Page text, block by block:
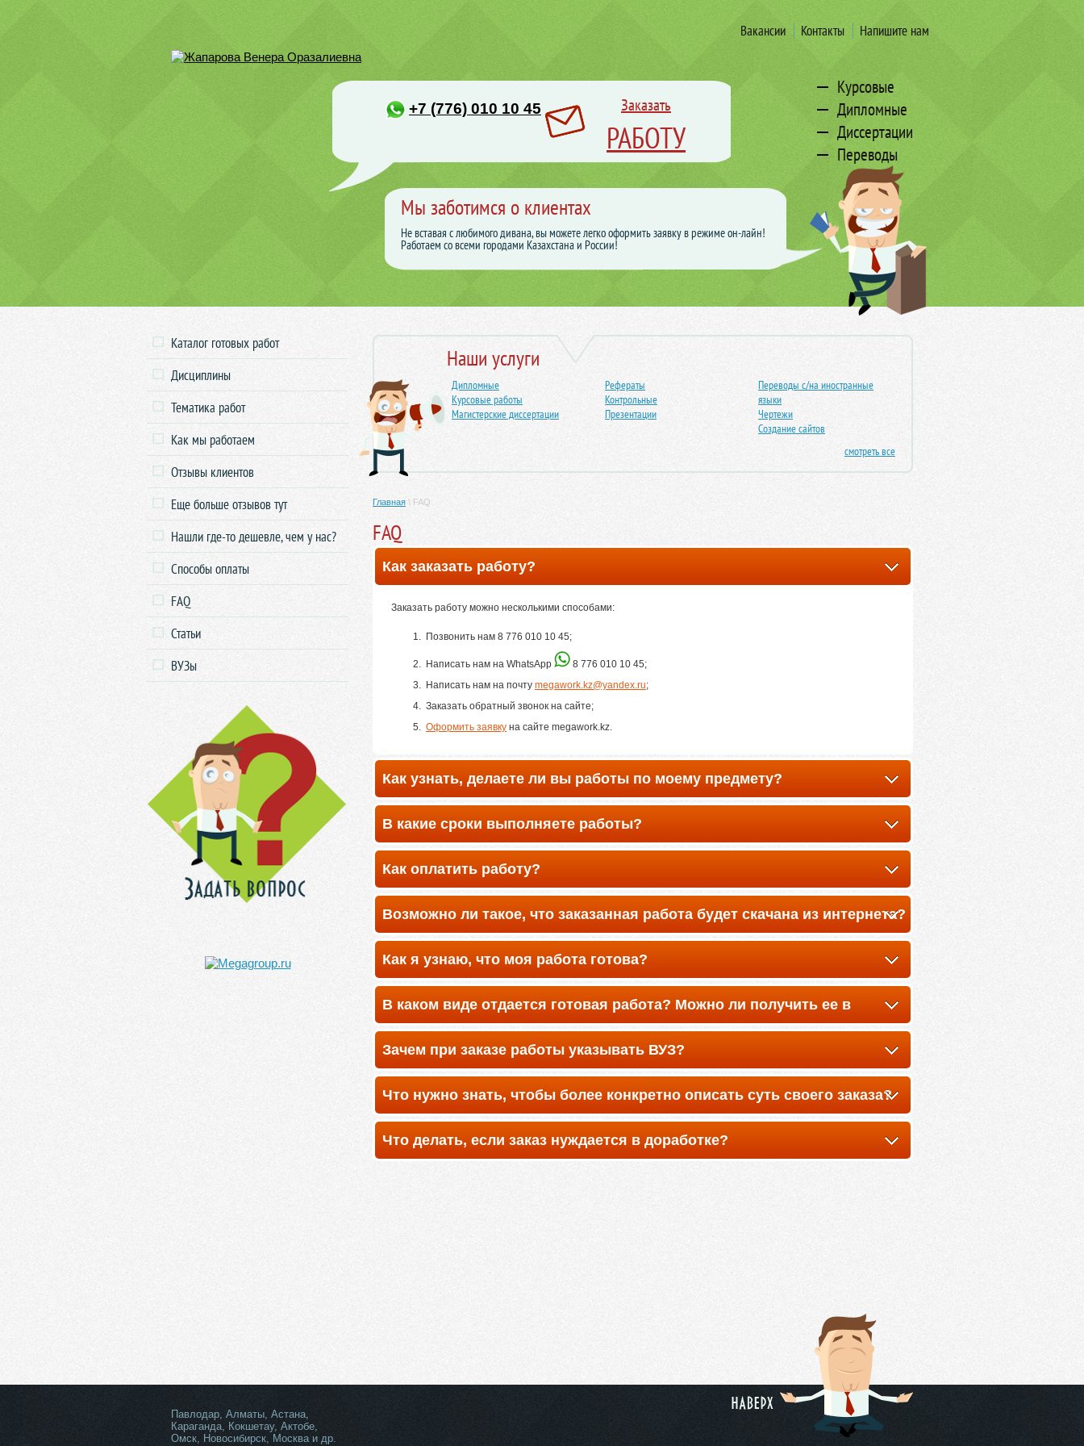
Вакансии Контакты Напишите нам
Курсовые
Дипломные
Диссертации
Переводы
+7 (776) 010 10 45 Заказать
РАБОТУ
Мы заботимся о клиентах
Не вставая с любимого дивана, вы можете легко оформить заявку в режиме он-лайн!
Работаем со всеми городами Казахстана и России!
Наши услуги
Дипломные
Курсовые работы
Магистерские диссертации
Рефераты
Контрольные
Презентации
Переводы с/на иностранные
языки
Чертежи
Создание сайтов
смотреть все
Главная \ FAQ
FAQ
Как заказать работу?
Заказать работу можно несколькими способами:
Позвонить нам 8 776 010 10 45;
Написать нам на WhatsApp
8 776 010 10 45;
Написать нам на почту megawork.kz@yandex.ru;
Заказать обратный звонок на сайте;
Оформить заявку на сайте megawork.kz.
Как узнать, делаете ли вы работы по моему предмету?
В какие сроки выполняете работы?
Как оплатить работу?
Возможно ли такое, что заказанная работа будет скачана из интернета?
Как я узнаю, что моя работа готова?
В каком виде отдается готовая работа? Можно ли получить ее в
распечатанном виде?
Зачем при заказе работы указывать ВУЗ?
Что нужно знать, чтобы более конкретно описать суть своего заказа?
Что делать, если заказ нуждается в доработке?
Каталог готовых работ
Дисциплины
Тематика работ
Как мы работаем
Отзывы клиентов
Еще больше отзывов тут
Нашли где-то дешевле, чем у нас?
Способы оплаты
FAQ
Статьи
ВУЗы
Павлодар, Алматы, Астана,
Караганда, Кокшетау, Актобе,
Омск, Новосибирск, Москва и др.